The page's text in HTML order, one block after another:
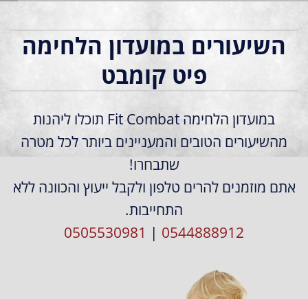
השיעורים במועדון הלחימה
פיט קומבט
במועדון הלחימה Fit Combat תוכלו ליהנות
מהשיעורים הטובים והמעניינים ביותר לכל מטרה
שתבחרו!
אתם מוזמנים להרים טלפון ולקבל ייעוץ והכוונה ללא
התחייבות.
0544888912
|
0505530981